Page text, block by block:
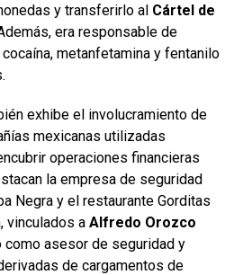
y transferirlo al Cártel de
era responsable de
metanfetamina y fentanilo
exhibe el involucramiento de
mexicanas utilizadas
operaciones financieras
la empresa de seguridad
Negra y el restaurante Gorditas
vinculados a Alfredo Orozco
como asesor de seguridad y
de cargamentos de